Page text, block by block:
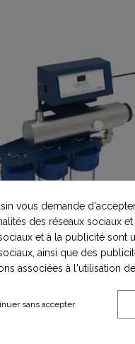
UV Modul'eau 3
m3/h - stérilisateur UVc
vous demande
des réseaux sociaux
et à la publicité sont
ainsi que des
associées à l'utilisation
sans accepter